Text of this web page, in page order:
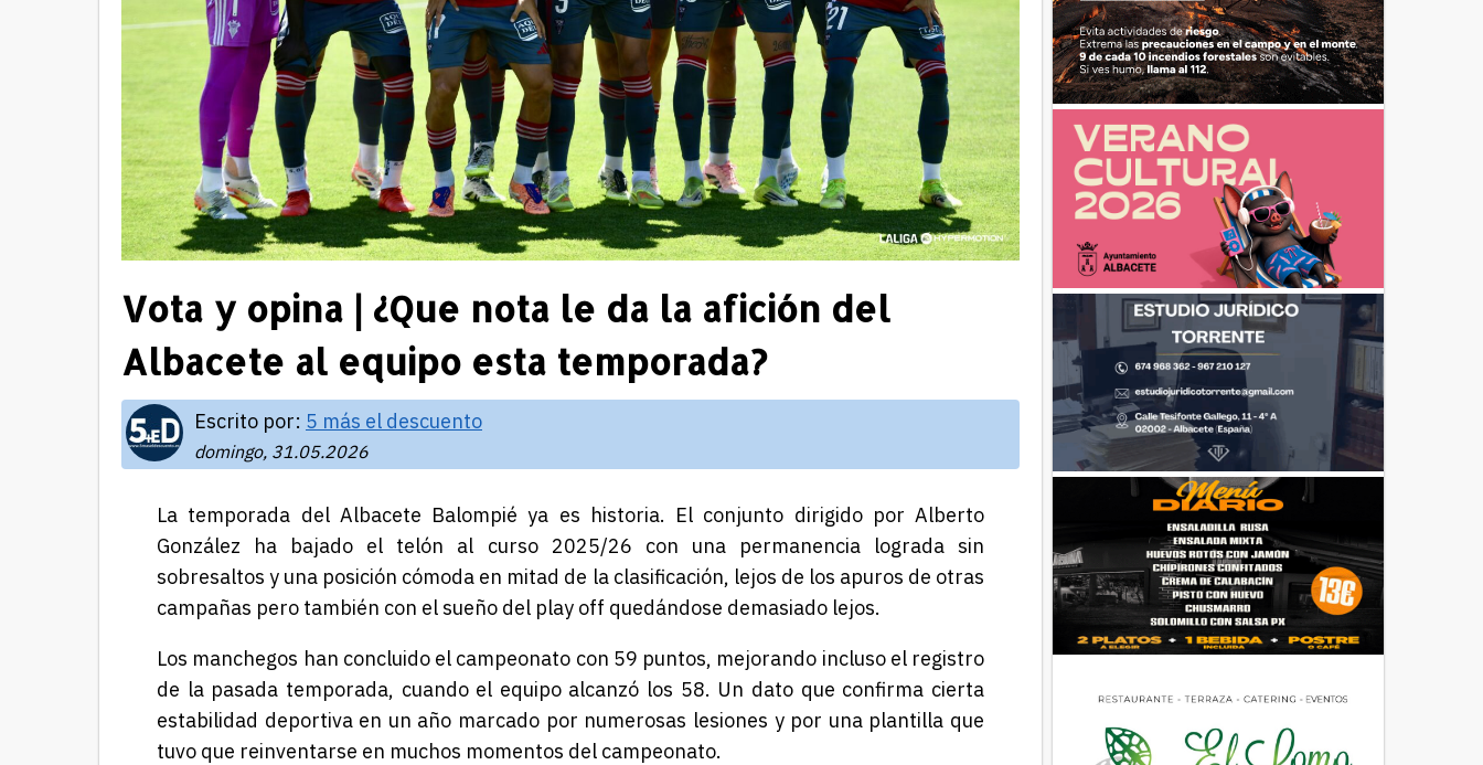
Vota y opina | ¿Que nota le da la afición del
Albacete al equipo esta temporada?
Escrito por: 5 más el descuento
domingo, 31.05.2026
La temporada del Albacete Balompié ya es historia. El conjunto dirigido por Alberto
González ha bajado el telón al curso 2025/26 con una permanencia lograda sin
sobresaltos y una posición cómoda en mitad de la clasificación, lejos de los apuros de otras
campañas pero también con el sueño del play off quedándose demasiado lejos.
Los manchegos han concluido el campeonato con 59 puntos, mejorando incluso el registro
de la pasada temporada, cuando el equipo alcanzó los 58. Un dato que confirma cierta
estabilidad deportiva en un año marcado por numerosas lesiones y por una plantilla que
tuvo que reinventarse en muchos momentos del campeonato.